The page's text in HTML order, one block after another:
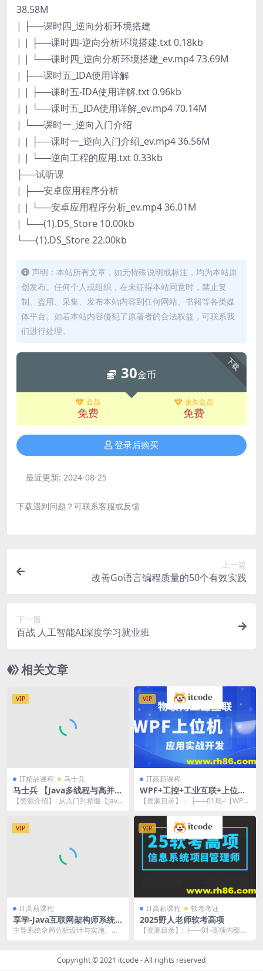
38.58M
| ├──课时四_逆向分析环境搭建
| | ├──课时四-逆向分析环境搭建.txt 0.18kb
| | └──课时四_逆向分析环境搭建_ev.mp4 73.69M
| ├──课时五_IDA使用详解
| | ├──课时五-IDA使用详解.txt 0.96kb
| | └──课时五_IDA使用详解_ev.mp4 70.14M
| └──课时一_逆向入门介绍
| | ├──课时一_逆向入门介绍_ev.mp4 36.56M
| | └──逆向工程的应用.txt 0.33kb
├──试听课
| ├──安卓应用程序分析
| | └──安卓应用程序分析_ev.mp4 36.01M
| └──(1).DS_Store 10.00kb
└──(1).DS_Store 22.00kb
声明：本站所有文章，如无特殊说明或标注，均为本站原
创发布。任何个人或组织，在未征得本站同意时，禁止复
制、盗用、采集、发布本站内容到任何网站、书籍等各类媒
体平台。如若本站内容侵犯了原著者的合法权益，可联系我
们进行处理。
下载
30金币
会员
免费
永久会员
免费
登录后购买
最近更新: 2024-08-25
下载遇到问题？可联系客服或反馈
上一篇
改善Go语言编程质量的50个有效实践
下一篇
百战 人工智能AI深度学习就业班
相关文章
VIP
IT精品课程 马士兵
马士兵 【Java多线程与高并
发】从入门到精髓
【资源介绍】: 从入门到精髓【Java
VIP
IT高薪课程
WPF+工控+工业互联+上位机
VIP第1-3期+最新
【资源目录】： ├──01期–【WPF
VIP
IT高薪课程
享学-Java互联网架构师系统进
阶课程（三期VIP） | 完结
主导系统全局分析设计与实施、负
VIP
IT高薪课程 软考考证
2025野人老师软考高项
【资源目录】: ├──01-高项内部辅
Copyright © 2021 itcode- All rights reserved